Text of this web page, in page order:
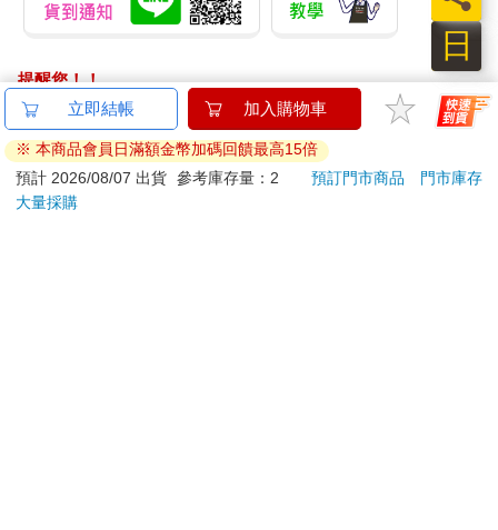
提醒您！！
金石堂及銀行均不會請您操作ATM! 如接獲電話要求您前往
ATM提款機，請不要聽從指示，以免受騙上當！
退換貨須知：
**提醒您，鑑賞期不等於試用期，退回商品須為全新狀態**
立即結帳 加入購物車
※ 本商品會員日滿額金幣加碼回饋最高15倍
預計 2026/08/07 出貨 參考庫存量：2 預訂門市商品
門市庫存
大量採購
日